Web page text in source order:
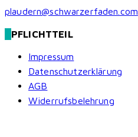
plaudern@schwarzerfaden.com
PFLICHTTEIL
Impressum
Datenschutzerklärung
AGB
Widerrufsbelehrung